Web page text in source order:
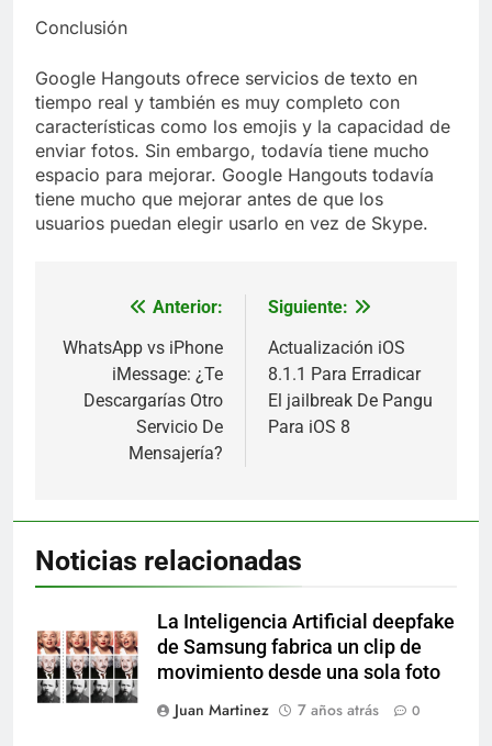
Conclusión
Google Hangouts ofrece servicios de texto en
tiempo real y también es muy completo con
características como los emojis y la capacidad de
enviar fotos. Sin embargo, todavía tiene mucho
espacio para mejorar. Google Hangouts todavía
tiene mucho que mejorar antes de que los
usuarios puedan elegir usarlo en vez de Skype.
Navegación
de
entradas
Anterior:
WhatsApp vs iPhone
iMessage: ¿Te
Descargarías Otro
Servicio De
Mensajería?
Siguiente:
Actualización iOS
8.1.1 Para Erradicar
El jailbreak De Pangu
Para iOS 8
Noticias relacionadas
La Inteligencia Artificial deepfake
de Samsung fabrica un clip de
movimiento desde una sola foto
Juan Martinez
7 años atrás 0